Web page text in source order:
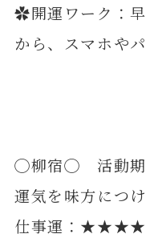
✿開運ワーク：
から、スマホや
◯柳宿◯ 活動期
運気を味方につ
仕事運：★★★★